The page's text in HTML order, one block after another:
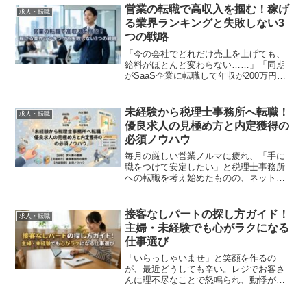
うな方が、ふと「一生モノの専門スキル
を身につけたい」と会計...
求人・転職
営業の転職で高収入を掴む！稼げ
る業界ランキングと失敗しない3
つの戦略
「今の会社でどれだけ売上を上げても、
給料がほとんど変わらない……」「同期
がSaaS企業に転職して年収が200万円も
職ほど「どの業界に身を置くか」だけで
年収が1.5倍、2...
求人・転職
未経験から税理士事務所へ転職！
優良求人の見極め方と内定獲得の
必須ノウハウ
毎月の厳しい営業ノルマに疲れ、「手に
職をつけて安定したい」と税理士事務所
への転職を考え始めたものの、ネットで
か？「知識ゼロの自分でも本当にやって
いけるのだろうか」「ブラッ...
求人・転職
接客なしパートの探し方ガイド！
主婦・未経験でも心がラクになる
仕事選び
「いらっしゃいませ」と笑顔を作るの
が、最近どうしても辛い。レジでお客さ
んに理不尽なことで怒鳴られ、動悸が止